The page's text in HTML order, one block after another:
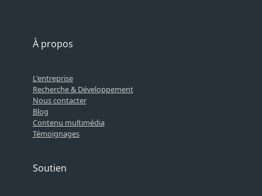
À propos
L'entreprise
Recherche & Développement
Nous contacter
Blog
Contenu multimédia
Témoignages
Soutien